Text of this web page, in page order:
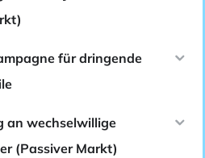
für dringende
an wechselwillige
(Passiver Markt)